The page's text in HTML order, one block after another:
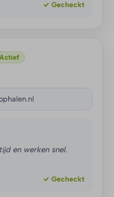
✓ Gecheckt
en werken snel.
✓ Gecheckt